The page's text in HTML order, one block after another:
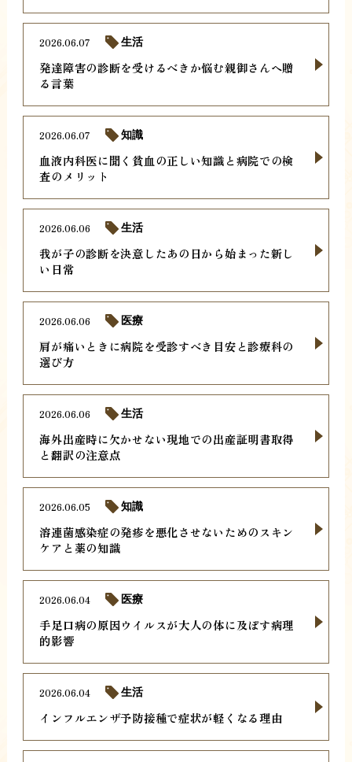
発達障害の診断を受けるべきか悩む親御さんへ贈
る言葉
2026.06.07 生活
血液内科医に聞く貧血の正しい知識と病院での検
査のメリット
2026.06.07 知識
我が子の診断を決意したあの日から始まった新し
い日常
2026.06.06 生活
肩が痛いときに病院を受診すべき目安と診療科の
選び方
2026.06.06 医療
海外出産時に欠かせない現地での出産証明書取得
と翻訳の注意点
2026.06.06 生活
溶連菌感染症の発疹を悪化させないためのスキン
ケアと薬の知識
2026.06.05 知識
手足口病の原因ウイルスが大人の体に及ぼす病理
的影響
2026.06.04 医療
インフルエンザ予防接種で症状が軽くなる理由
2026.06.04 生活